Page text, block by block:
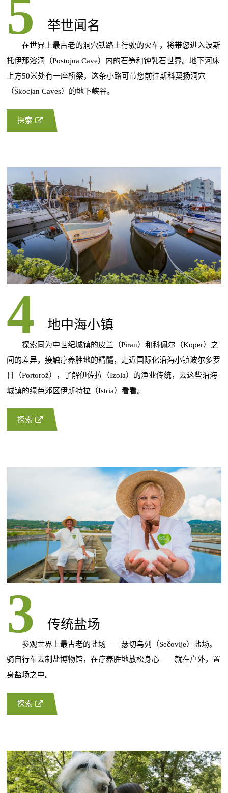
举世闻名
在世界上最古老的洞穴铁路上行驶的火车，将带您进入波斯
托伊那溶洞（Postojna Cave）内的石笋和钟乳石世界。地下河床
上方50米处有一座桥梁，这条小路可带您前往斯科契扬洞穴
（Škocjan Caves）的地下峡谷。
探索
地中海小镇
探索同为中世纪城镇的皮兰（Piran）和科佩尔（Koper）之
间的差异，接触疗养胜地的精髓，走近国际化沿海小镇波尔多罗
日（Portorož），了解伊佐拉（Izola）的渔业传统，去这些沿海
城镇的绿色郊区伊斯特拉（Istria）看看。
探索
传统盐场
参观世界上最古老的盐场——瑟切乌列（Sečovlje）盐场。
骑自行车去制盐博物馆，在疗养胜地放松身心——就在户外，置
身盐场之中。
探索